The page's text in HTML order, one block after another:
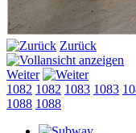
Zurück
Weiter
1082 1082 1083 1083
1088 1088